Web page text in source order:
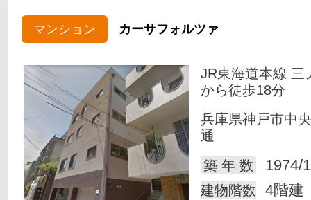
マンション カーサフォルツァ
JR東海道本線 三
から徒歩18分
兵庫県神戸市中
通
築 年 数
1974/
建物階数 4階建